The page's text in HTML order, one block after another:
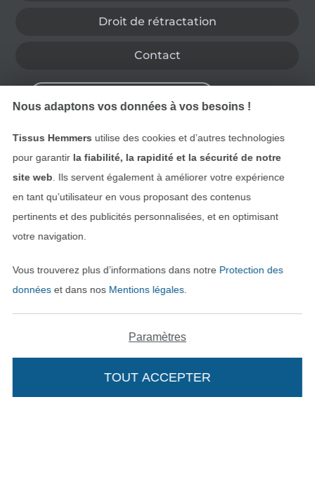
Droit de rétractation
Contact
Trouvez plus d’idées
Deutsch
Nederlands
Passer à la boutique
Nous adaptons vos données à vos besoins !
Tissus Hemmers utilise des cookies et d’autres technologies
pour garantir la fiabilité, la rapidité et la sécurité de notre
site web . Ils servent également à améliorer votre expérience
en tant qu’utilisateur en vous proposant des contenus
pertinents et des publicités personnalisées, et en optimisant
votre navigation.
Vous trouverez plus d’informations dans notre Protection des
donnéeset dans nos Mentions légales.
Paramètres
TOUT ACCEPTER